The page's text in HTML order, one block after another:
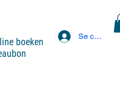
boeken
Se connecter